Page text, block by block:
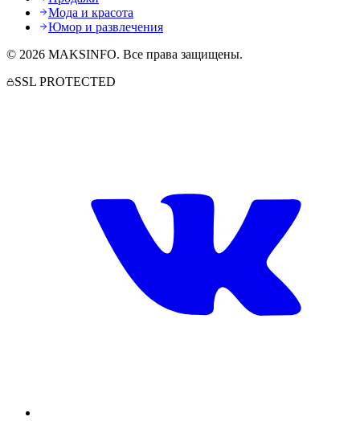
Мода и красота
Юмор и развлечения
© 2026 MAKSINFO. Все права защищены.
SSL PROTECTED